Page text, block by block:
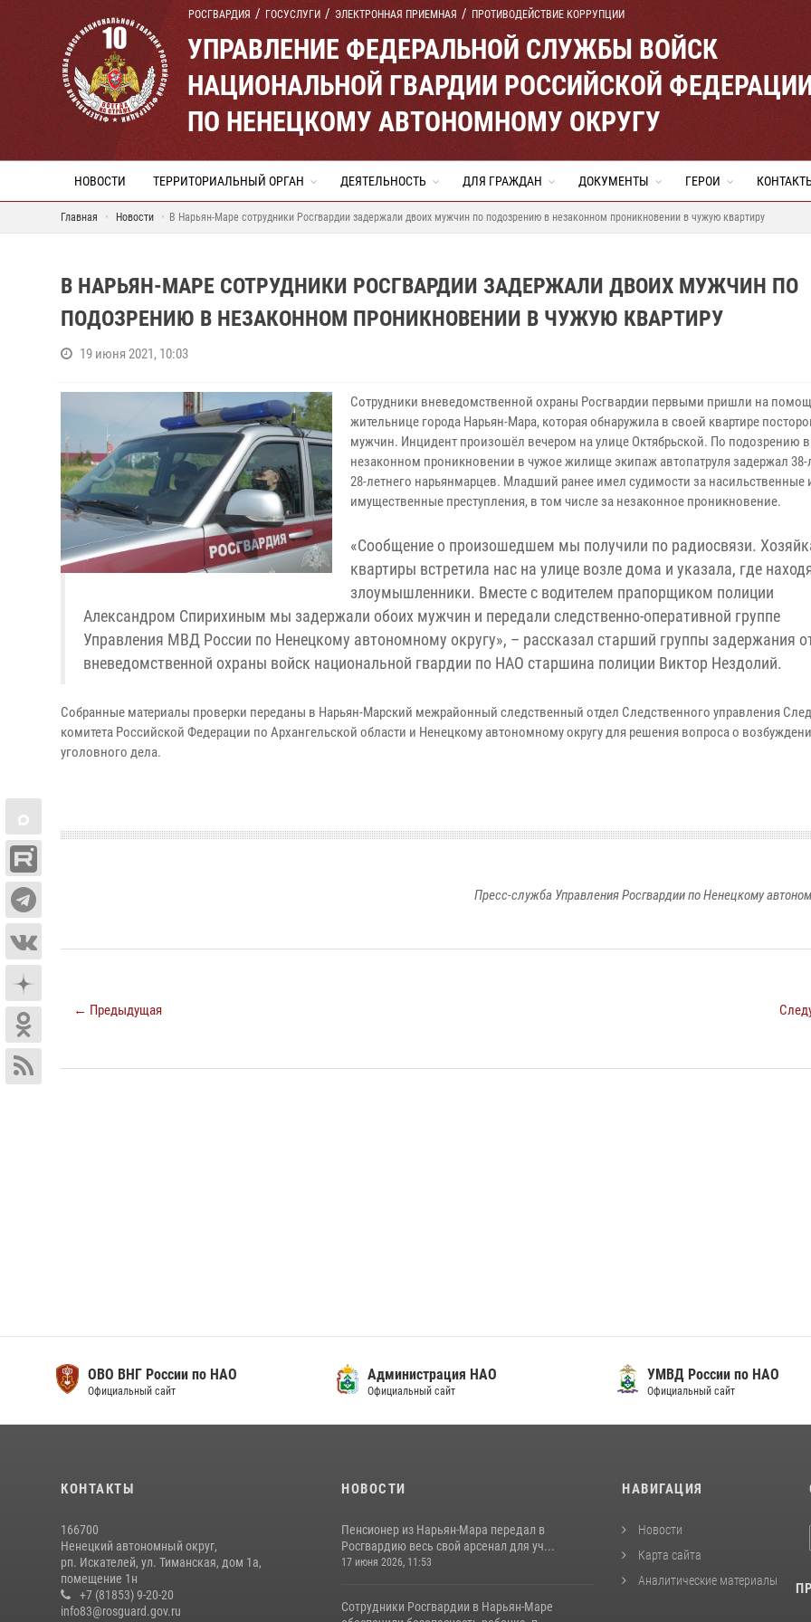
РОСГВАРДИЯ ГОСУСЛУГИ ЭЛЕКТРОННАЯ ПРИЕМНАЯ ПРОТИВОДЕЙСТВИЕ КОРРУПЦИИ
УПРАВЛЕНИЕ ФЕДЕРАЛЬНОЙ СЛУЖБЫ ВОЙСК
НАЦИОНАЛЬНОЙ ГВАРДИИ РОССИЙСКОЙ
ПО НЕНЕЦКОМУ АВТОНОМНОМУ ОКРУГУ
НОВОСТИ ТЕРРИТОРИАЛЬНЫЙ ОРГАН ДЕЯТЕЛЬНОСТЬ ДЛЯ ГРАЖДАН ДОКУМЕНТЫ ГЕРОИ
Главная Новости В Нарьян-Маре сотрудники Росгвардии задержали двоих мужчин по подозрению в незаконном проникновении в чужую квартиру
В НАРЬЯН-МАРЕ СОТРУДНИКИ РОСГВАРДИИ ЗАДЕРЖАЛИ ДВОИХ МУЖЧИН ПО
ПОДОЗРЕНИЮ В НЕЗАКОННОМ ПРОНИКНОВЕНИИ В ЧУЖУЮ КВАРТИРУ
19 июня 2021, 10:03
Сотрудники вневедомственной охраны Росгвардии первыми пришли на
жительнице города Нарьян-Мара, которая обнаружила в своей квартире
мужчин. Инцидент произошёл вечером на улице Октябрьской. По подозрению в
незаконном проникновении в чужое жилище экипаж автопатруля задержал 38-
28-летнего нарьянмарцев. Младший ранее имел судимости за насильственные
имущественные преступления, в том числе за незаконное проникновение.
«Сообщение о произошедшем мы получили по радиосвязи.
квартиры встретила нас на улице возле дома и указала, где
злоумышленники. Вместе с водителем прапорщиком полиции
Александром Спирихиным мы задержали обоих мужчин и передали следственно-оперативной группе
Управления МВД России по Ненецкому автономному округу», – рассказал старший группы задержания
вневедомственной охраны войск национальной гвардии по НАО старшина полиции Виктор Нездолий.
Собранные материалы проверки переданы в Нарьян-Марский межрайонный следственный отдел Следственного управления
комитета Российской Федерации по Архангельской области и Ненецкому автономному округу для решения вопроса о
уголовного дела.
Пресс-служба Управления Росгвардии по Ненецкому
← Предыдущая
ОВО ВНГ России по НАО
Официальный сайт
Администрация НАО
Официальный сайт
УМВД России по НАО
Официальный сайт
КОНТАКТЫ
166700
Ненецкий автономный округ,
рп. Искателей, ул. Тиманская, дом 1а,
помещение 1н
+7 (81853) 9-20-20
info83@rosguard.gov.ru
НОВОСТИ
Пенсионер из Нарьян-Мара передал в
Росгвардию весь свой арсенал для уч...
17 июня 2026, 11:53
Сотрудники Росгвардии в Нарьян-Маре
НАВИГАЦИЯ
Новости
Карта сайта
Аналитические материалы